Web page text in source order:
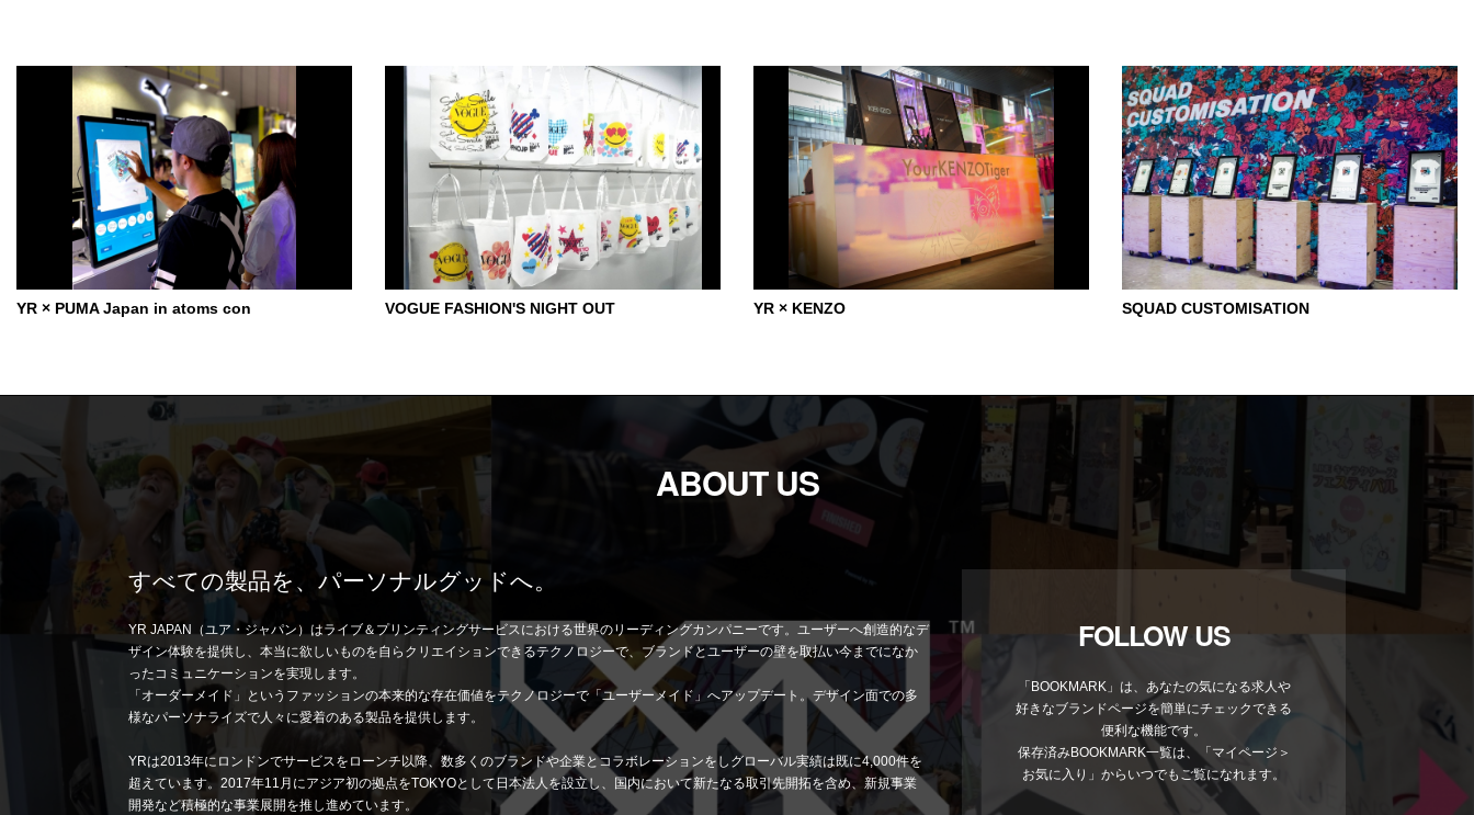
VOGUE FASHION'S NIGHT OUT YR × KENZO SQUAD CUSTOMISATION YR × Google Think
ABOUT US
すべての製品を、パーソナルグッドへ。
YR JAPAN（ユア・ジャパン）はライブ＆プリンティングサービスにおける世界のリーディングカンパニーです。ユーザーへ創造的なデ
ザイン体験を提供し、本当に欲しいものを自らクリエイションできるテクノロジーで、ブランドとユーザーの壁を取払い今までになか
ったコミュニケーションを実現します。
「オーダーメイド」というファッションの本来的な存在価値をテクノロジーで「ユーザーメイド」へアップデート。デザイン面での多
様なパーソナライズで人々に愛着のある製品を提供します。
YRは2013年にロンドンでサービスをローンチ以降、数多くのブランドや企業とコラボレーションをしグローバル実績は既に4,000件を
超えています。2017年11月にアジア初の拠点をTOKYOとして日本法人を設立し、国内において新たなる取引先開拓を含め、新規事業
開発など積極的な事業展開を推し進めています。
FOLLOW US
「BOOKMARK」は、あなたの気になる求人や
好きなブランドページを簡単にチェックできる
便利な機能です。
保存済みBOOKMARK一覧は、「マイページ＞
お気に入り」からいつでもご覧になれます。